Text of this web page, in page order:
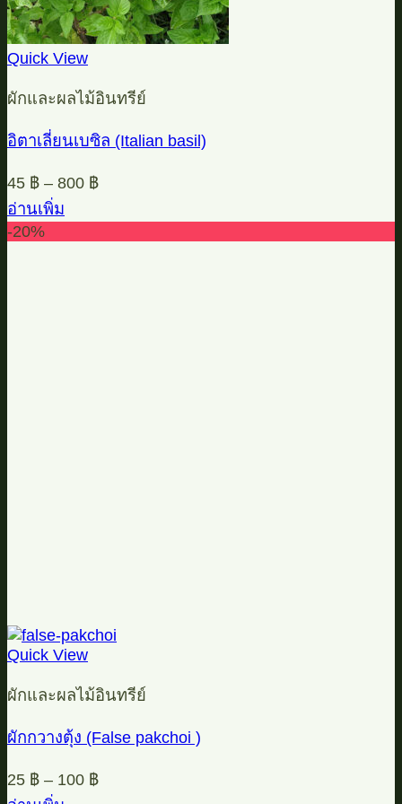
Quick View
ผักและผลไม้อินทรีย์
อิตาเลี่ยนเบซิล (Italian basil)
45 ฿ – 800 ฿
อ่านเพิ่ม
-20%
Quick View
ผักและผลไม้อินทรีย์
ผักกวางตุ้ง (False pakchoi )
25 ฿ – 100 ฿